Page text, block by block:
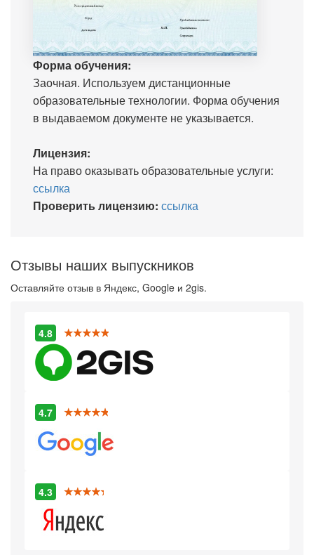
Форма обучения:
Заочная. Используем дистанционные
образовательные технологии. Форма обучения
в выдаваемом документе не указывается.
Лицензия:
На право оказывать образовательные услуги:
ссылка
Проверить лицензию: ссылка
Отзывы наших выпускников
Оставляйте отзыв в Яндекс, Google и 2gis.
4.8
4.7
4.3